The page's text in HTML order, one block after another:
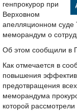
генпрокурор при
Верховном
апелляционном суде
меморандум о
Об этом сообщили в
Как отмечается в
повышения
предотвращения
меморандума
которой